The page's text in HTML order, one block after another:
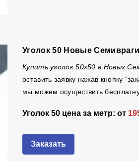
Уголок 50 Новые Семивраги
Купить уголок 50х50 в Новых
оставить заявку нажав кнопку
мы можем осуществить
Уголок 50 цена за метр: от
Заказать